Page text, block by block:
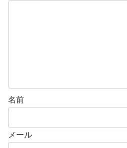
名前
メール